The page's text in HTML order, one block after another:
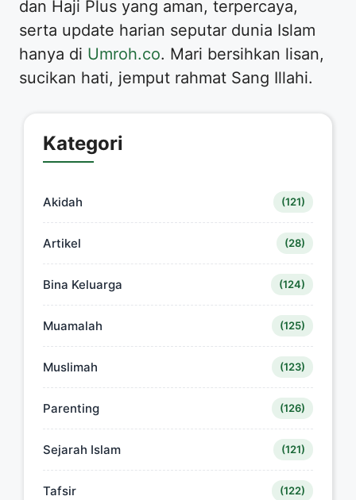
dan Haji Plus yang aman, terpercaya,
serta update harian seputar dunia Islam
hanya di Umroh.co. Mari bersihkan lisan,
sucikan hati, jemput rahmat Sang Illahi.
Kategori
Akidah (121)
Artikel (28)
Bina Keluarga (124)
Muamalah (125)
Muslimah (123)
Parenting (126)
Sejarah Islam (121)
Tafsir (122)